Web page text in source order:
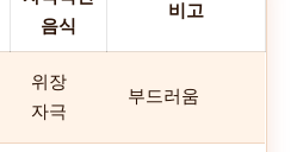
음식
비고
위장
자극
부드러움